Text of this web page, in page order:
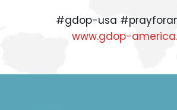
#gdop-usa
www.gdop-